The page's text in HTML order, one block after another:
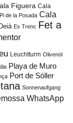
Figuera Cala
de la Posada Cala
Deià Es Trenc Fet a
Leuchtturm Olivenöl
Playa de Muro
Port de Sóller
Sonnenaufgang
WhatsApp